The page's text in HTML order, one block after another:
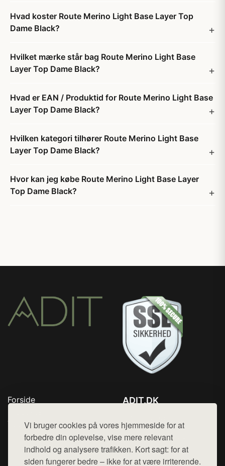
Vi bruger cookies på vores hjemmeside for at
forbedre din oplevelse, vise mere relevant
indhold og analysere trafikken. Kort sagt: for at
siden fungerer bedre – ikke for at være irriterende.
Hvad koster Route Merino Light Base Layer Top
Dame Black?
Hvilket mærke står bag Route Merino Light Base
Layer Top Dame Black?
Hvad er EAN / Produktid for Route Merino Light Base
Layer Top Dame Black?
Hvilken kategori tilhører Route Merino Light Base
Layer Top Dame Black?
Hvor kan jeg købe Route Merino Light Base Layer
Top Dame Black?
Forside
Top Rabatter
Blog
Kontakt
ADIT.DK
Mail: hej@want.dk
Cookie- og privatlivspolitik